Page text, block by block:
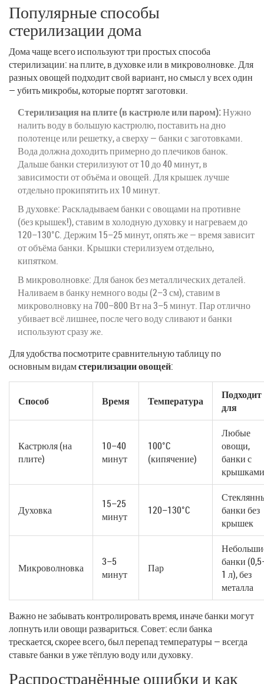
Популярные способы
стерилизации дома
Дома чаще всего используют три простых способа
стерилизации: на плите, в духовке или в микроволновке. Для
разных овощей подходит свой вариант, но смысл у всех один
— убить микробы, которые портят заготовки.
Стерилизация на плите (в кастрюле или паром):Нужно
налить воду в большую кастрюлю, поставить на дно
полотенце или решетку, а сверху — банки с заготовками.
Вода должна доходить примерно до плечиков банок.
Дальше банки стерилизуют от 10 до 40 минут, в
зависимости от объёма и овощей. Для крышек лучше
отдельно прокипятить их 10 минут.
В духовке: Раскладываем банки с овощами на противне
(без крышек!), ставим в холодную духовку и нагреваем до
120–130°C. Держим 15–25 минут, опять же — время зависит
от объёма банки. Крышки стерилизуем отдельно,
кипятком.
В микроволновке: Для банок без металлических деталей.
Наливаем в банку немного воды (2–3 см), ставим в
микроволновку на 700–800 Вт на 3–5 минут. Пар отлично
убивает всё лишнее, после чего воду сливают и банки
используют сразу же.
Для удобства посмотрите сравнительную таблицу по
основным видамстерилизации овощей:
Способ Время Температура
Подходит
для
Кастрюля (на
плите)
10–40
минут
100°C
(кипячение)
Любые
овощи,
банки с
крышками
Духовка
15–25
минут
120–130°C
банки без
крышек
Микроволновка
3–5
минут
Пар
банки
1 л), без
металла
Важно не забывать контролировать время, иначе банки могут
лопнуть или овощи развариться. Совет: если банка
трескается, скорее всего, был перепад температуры — всегда
ставьте банки в уже тёплую воду или духовку.
Распространённые ошибки и как